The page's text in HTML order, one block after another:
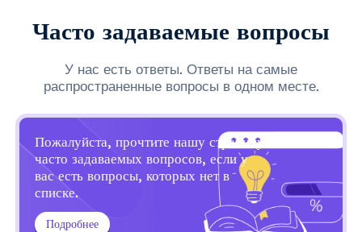
Часто задаваемые вопросы
У нас есть ответы. Ответы на самые
распространенные вопросы в одном месте.
Пожалуйста, прочтите нашу страницу
часто задаваемых вопросов, если у
вас есть вопросы, которых нет в
списке.
Подробнее